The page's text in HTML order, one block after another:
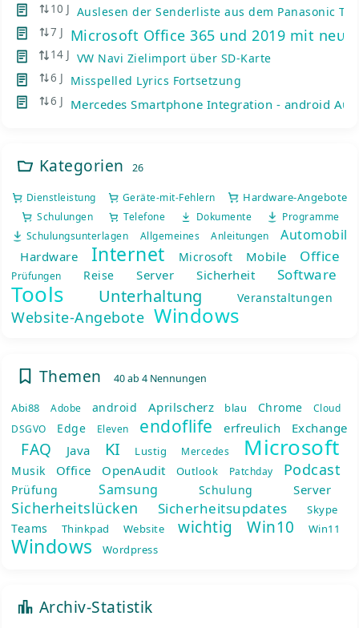
10 J Auslesen der Senderliste aus dem Panasonic TV
7 J Microsoft Office 365 und 2019 mit
14 J VW Navi Zielimport über SD-Karte
6 J Misspelled Lyrics Fortsetzung
6 J Mercedes Smartphone Integration - android
Kategorien 26
Dienstleistung Geräte-mit-Fehlern Hardware-Angebote
Schulungen Telefone Dokumente
Programme
Schulungsunterlagen
Allgemeines Anleitungen Automobil
Hardware Internet Microsoft Mobile Office
Prüfungen Reise Server Sicherheit Software
Tools Unterhaltung Veranstaltungen
Website-Angebote Windows
Themen 40 ab 4 Nennungen
Abi88 Adobe android Aprilscherz blau Chrome
Cloud
DSGVO
Edge Eleven endoflife erfreulich Exchange
FAQ Java KI Lustig Mercedes Microsoft
Musik Office OpenAudit Outlook Patchday Podcast
Prüfung Samsung Schulung Server
Sicherheitslücken Sicherheitsupdates Skype
Teams Thinkpad Website wichtig Win10 Win11
Windows Wordpress
Archiv-Statistik